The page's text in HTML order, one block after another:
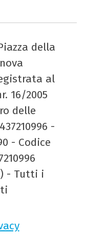
della
al
16/2005
delle
-
- Codice
- Tutti i